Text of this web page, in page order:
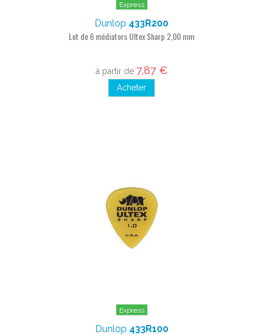
Express
Dunlop 433R200
Lot de 6 médiators Ultex Sharp 2,00 mm
à partir de 7,87 €
Acheter
Express
Dunlop 433R100